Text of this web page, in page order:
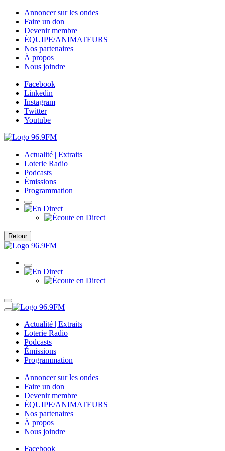
Annoncer sur les ondes
Faire un don
Devenir membre
ÉQUIPE/ANIMATEURS
Nos partenaires
À propos
Nous joindre
Facebook
Linkedin
Instagram
Twitter
Youtube
Actualité | Extraits
Loterie Radio
Podcasts
Émissions
Programmation
Retour
Actualité | Extraits
Loterie Radio
Podcasts
Émissions
Programmation
Annoncer sur les ondes
Faire un don
Devenir membre
ÉQUIPE/ANIMATEURS
Nos partenaires
À propos
Nous joindre
Facebook